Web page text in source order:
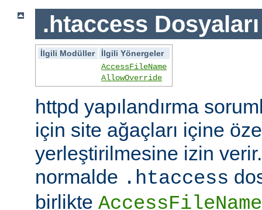
.htaccess Dosyaları
İlgili Modüller
İlgili Yönergeler
AccessFileName
AllowOverride
httpd yapılandırma
için site ağaçları içine
yerleştirilmesine izin
normalde .htaccess
birlikte AccessFileName